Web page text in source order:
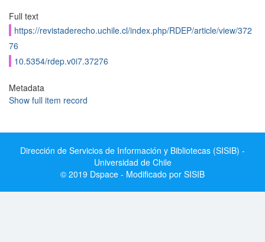
Full text
https://revistaderecho.uchile.cl/index.php/RDEP/article/view/372
76
10.5354/rdep.v0i7.37276
Metadata
Show full item record
Dirección de Servicios de Información y Bibliotecas (SISIB) -
Universidad de Chile
© 2019 Dspace - Modificado por SISIB